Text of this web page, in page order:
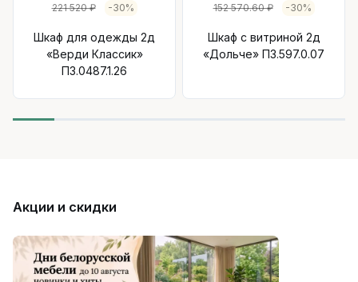
221 520 ₽ -30%
Шкаф для одежды 2д
«Верди Классик»
П3.0487.1.26
152 570.60 ₽ -30%
Шкаф с витриной 2д
«Дольче» П3.597.0.07
Акции и скидки